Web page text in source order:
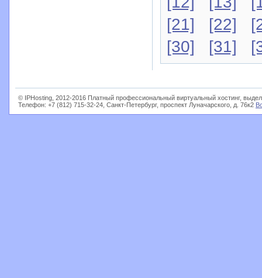
[21]
[22]
[30]
[31]
© IPHosting, 2012-2016 Платный профессиональный виртуальный хостинг,
Телефон: +7 (812) 715-32-24, Санкт-Петербург, проспект Луначарского, д. 76к2